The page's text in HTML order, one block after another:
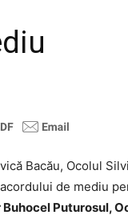
Bacău, Ocolul
de mediu
Puturosul,